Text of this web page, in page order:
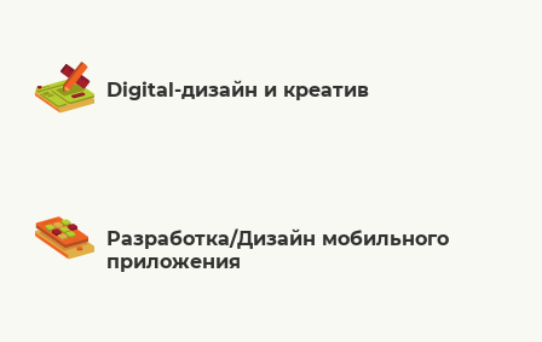
Digital-дизайн и креатив
Разработка/Дизайн мобильного
приложения